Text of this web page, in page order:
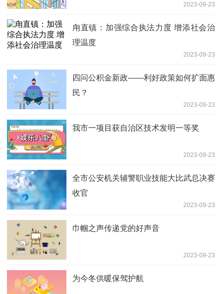
2023-09-23
甪直镇：加强综合执法力度 增添社会治
理温度
2023-09-23
四问公积金新政——利好政策如何扩面惠
民？
2023-09-23
我市一项目获自治区技术发明一等奖
2023-09-23
全市公安机关辅警职业技能大比武总决赛
收官
2023-09-23
巾帼之声传递党的好声音
2023-09-23
为今冬供暖保驾护航